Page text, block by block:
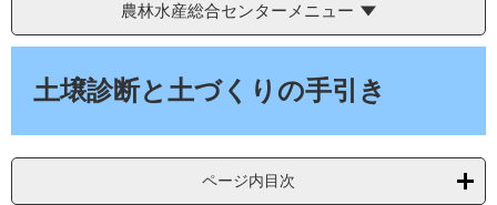
農林水産総合センターメニュー
土壌診断と土づくりの手引き
ページ内目次